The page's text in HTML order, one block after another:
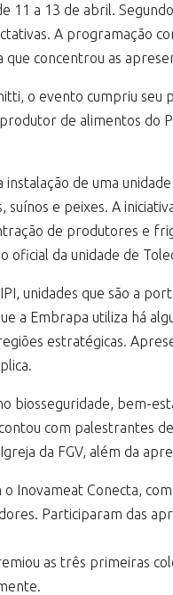
11 a 13 de abril.
A programação
concentrou as
o evento cumpriu
de alimentos do
de uma
suínos e peixes. A
de produtores e
oficial da unidade de
unidades que são a
a Embrapa utiliza há
estratégicas.
biosseguridade, bem-
com palestrantes
da FGV, além da
Inovameat Conecta,
Participaram das
as três primeiras